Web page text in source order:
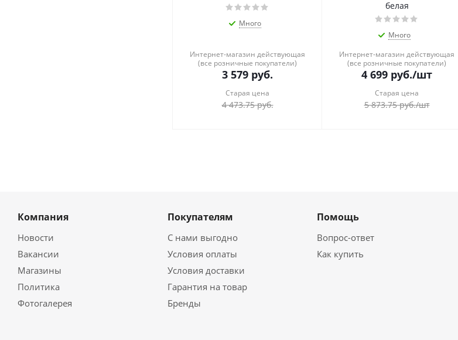
Много
Интернет-магазин действующая
(все розничные покупатели)
3 579 руб.
Старая цена
4 473.75руб.
белая
Много
Интернет-магазин действующая
(все розничные покупатели)
4 699 руб./шт
Старая цена
5 873.75руб./шт
Компания
Новости
Вакансии
Магазины
Политика
Фотогалерея
Покупателям
С нами выгодно
Условия оплаты
Условия доставки
Гарантия на товар
Бренды
Помощь
Вопрос-ответ
Как купить